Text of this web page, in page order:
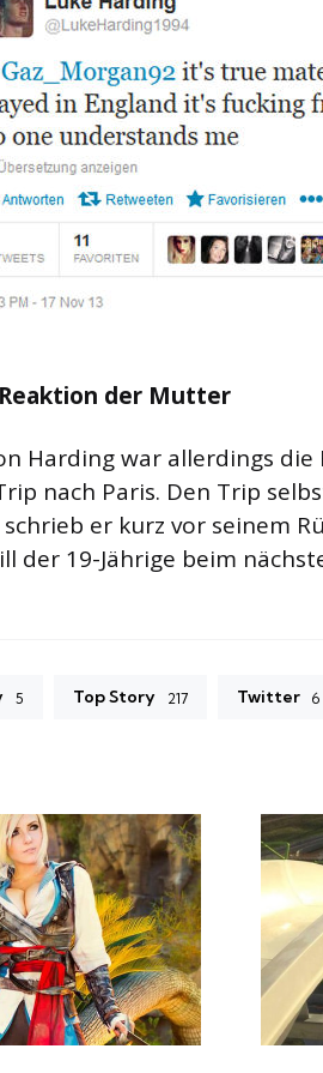
der Mutter
Harding war allerdings
nach Paris. Den Trip
er kurz vor seinem
der 19-Jährige beim
5 Top Story 217 Twitter 6